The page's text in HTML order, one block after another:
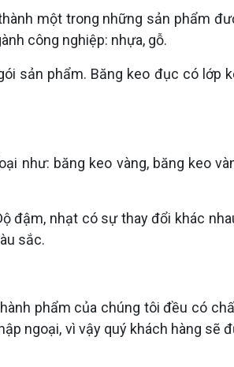
một trong những sản phẩm
công nghiệp: nhựa, gỗ.
sản phẩm. Băng keo đục có lớp
như: băng keo vàng, băng keo
đậm, nhạt có sự thay đổi khác
sắc.
phẩm của chúng tôi đều có
ngoại, vì vậy quý khách hàng sẽ